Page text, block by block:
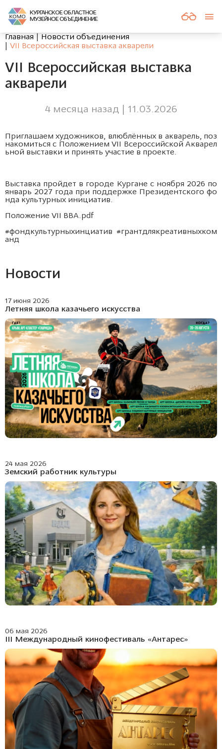
КУРГАНСКОЕ ОБЛАСТНОЕ
МУЗЕЙНОЕ ОБЪЕДИНЕНИЕ
Главная
Новости объединения
VII Всероссийская выставка акварели
VII Всероссийская выставка
акварели
4 месяца назад | 11.03.2026
Приглашаем художников, влюблённых в акварель, поз
накомиться с Положением VII Всероссийской Акварел
ьной выставки и принять участие в проекте.
Выставка пройдет в городе Кургане с ноября 2026 по
январь 2027 года при поддержке Президентского фо
нда культурных инициатив.
Положение VII ВВА.pdf
#фондкультурныхинциатив
#грантдлякреативныхком
анд
Новости
17 июня 2026
Летняя школа казачьего искусства
24 мая 2026
Земский работник культуры
06 мая 2026
III Международный кинофестиваль «Антарес»